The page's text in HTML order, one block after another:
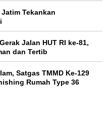
Tekankan
Jalan HUT RI ke-81,
dan Tertib
Satgas TMMD Ke-129
Rumah Type 36